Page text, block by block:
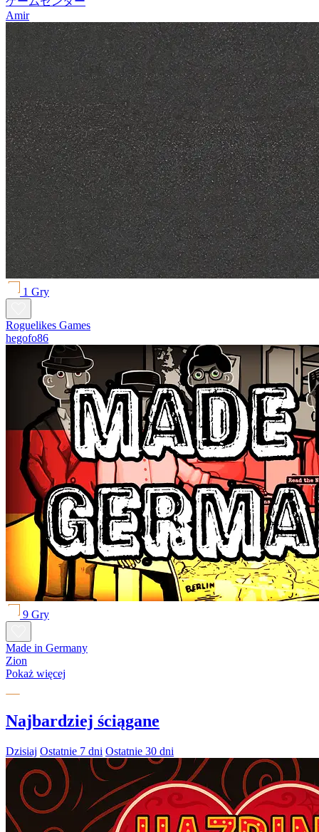
Amir
1 Gry
Roguelikes Games
hegofo86
9 Gry
Made in Germany
Zion
Pokaż więcej
Najbardziej ściągane
Dzisiaj Ostatnie 7 dni Ostatnie 30 dni